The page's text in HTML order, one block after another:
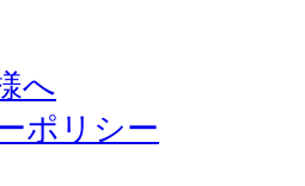
へ
ポリシー